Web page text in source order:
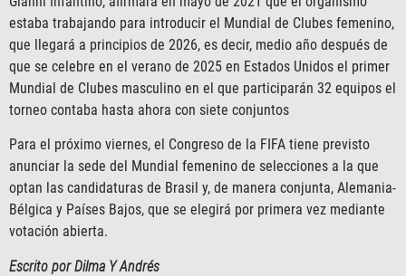
estaba trabajando para introducir el Mundial de Clubes femenino,
que llegará a principios de 2026, es decir, medio año después de
que se celebre en el verano de 2025 en Estados Unidos el primer
Mundial de Clubes masculino en el que participarán 32 equipos el
torneo contaba hasta ahora con siete conjuntos
Para el próximo viernes, el Congreso de la FIFA tiene previsto
anunciar la sede del Mundial femenino de selecciones a la que
optan las candidaturas de Brasil y, de manera conjunta, Alemania-
Bélgica y Países Bajos, que se elegirá por primera vez mediante
votación abierta.
Escrito por Dilma Y Andrés